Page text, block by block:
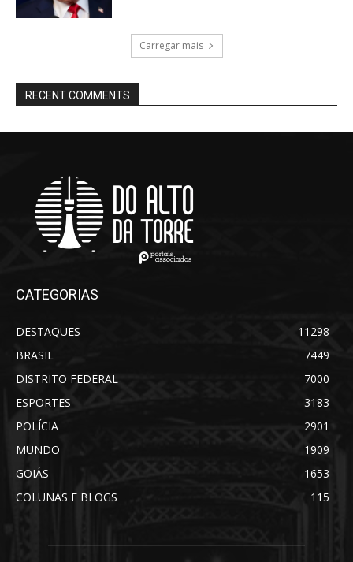
Carregar mais
RECENT COMMENTS
CATEGORIAS
DESTAQUES
11298
BRASIL
7449
DISTRITO FEDERAL
7000
ESPORTES
3183
POLÍCIA
2901
MUNDO
1909
GOIÁS
1653
COLUNAS E BLOGS
115